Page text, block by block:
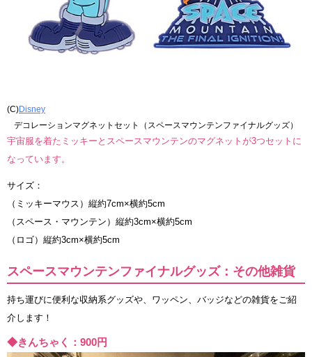
(C)Disney
デコレーションマグネットセット（スペースマウンテンファイナルグッズ）
宇宙服を着たミッキーとスペースマウンテンのマグネットが3つセットに
なっています。
サイズ：
（ミッキーマウス）縦約7cm×横約5cm
（スペース・マウンテン）縦約3cm×横約5cm
（ロゴ）縦約3cm×横約5cm
スペースマウンテンファイナルグッズ：その他雑貨
持ち運びに便利な収納系グッズや、ワッペン、バッジなどの雑貨をご紹
介します！
◆きんちゃく：900円